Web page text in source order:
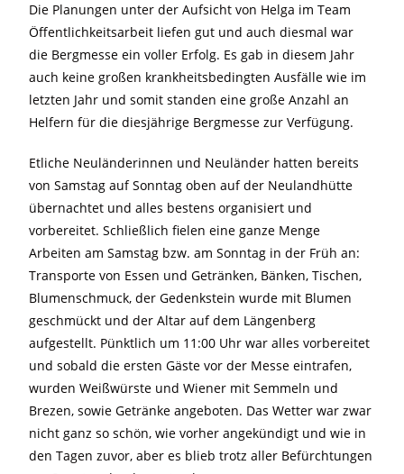
Die Planungen unter der Aufsicht von Helga im Team
Öffentlichkeitsarbeit liefen gut und auch diesmal war
die Bergmesse ein voller Erfolg. Es gab in diesem Jahr
auch keine großen krankheitsbedingten Ausfälle wie im
letzten Jahr und somit standen eine große Anzahl an
Helfern für die diesjährige Bergmesse zur Verfügung.
Etliche Neuländerinnen und Neuländer hatten bereits
von Samstag auf Sonntag oben auf der Neulandhütte
übernachtet und alles bestens organisiert und
vorbereitet. Schließlich fielen eine ganze Menge
Arbeiten am Samstag bzw. am Sonntag in der Früh an:
Transporte von Essen und Getränken, Bänken, Tischen,
Blumenschmuck, der Gedenkstein wurde mit Blumen
geschmückt und der Altar auf dem Längenberg
aufgestellt. Pünktlich um 11:00 Uhr war alles vorbereitet
und sobald die ersten Gäste vor der Messe eintrafen,
wurden Weißwürste und Wiener mit Semmeln und
Brezen, sowie Getränke angeboten. Das Wetter war zwar
nicht ganz so schön, wie vorher angekündigt und wie in
den Tagen zuvor, aber es blieb trotz aller Befürchtungen